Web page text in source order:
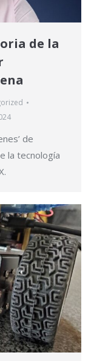
de la
de
la tecnología